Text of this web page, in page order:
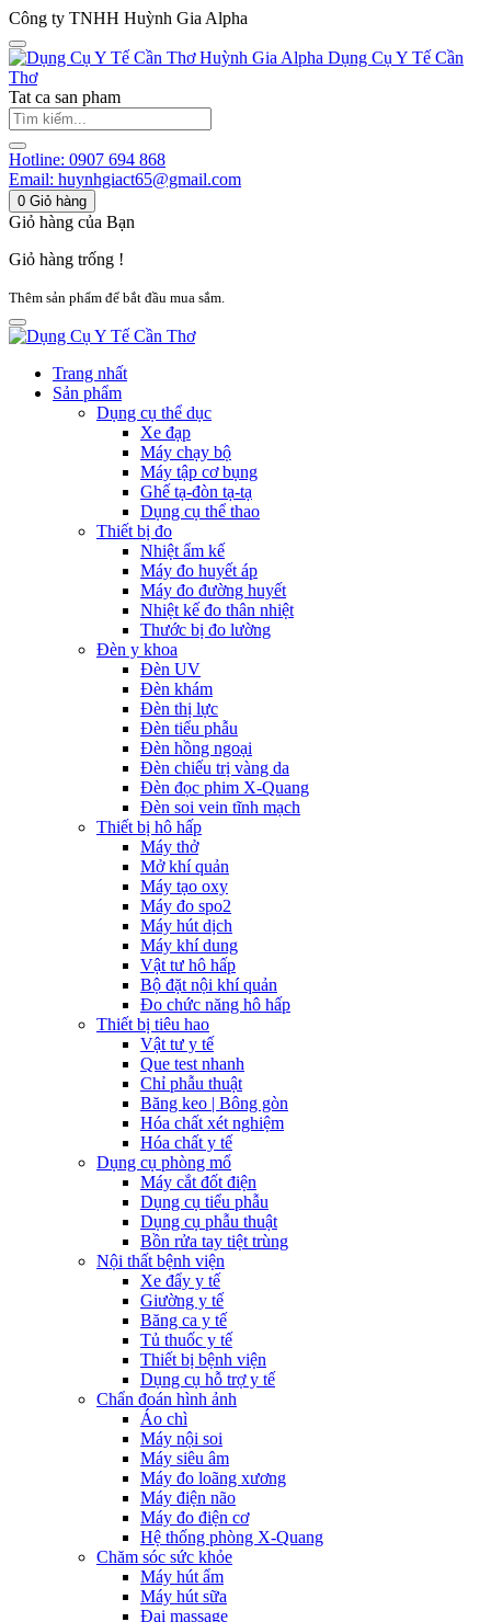
Công ty TNHH Huỳnh Gia Alpha
Huỳnh Gia Alpha Dụng Cụ Y Tế Cần
Thơ
Tat ca san pham
Hotline: 0907 694 868
Email: huynhgiact65@gmail.com
0 Giỏ hàng
Giỏ hàng của Bạn
Giỏ hàng trống !
Thêm sản phẩm để bắt đầu mua sắm.
Trang nhất
Sản phẩm
Dụng cụ thể dục
Xe đạp
Máy chạy bộ
Máy tập cơ bụng
Ghế tạ-đòn tạ-tạ
Dụng cụ thể thao
Thiết bị đo
Nhiệt ẩm kế
Máy đo huyết áp
Máy đo đường huyết
Nhiệt kế đo thân nhiệt
Thước bị đo lường
Đèn y khoa
Đèn UV
Đèn khám
Đèn thị lực
Đèn tiểu phẫu
Đèn hồng ngoại
Đèn chiếu trị vàng da
Đèn đọc phim X-Quang
Đèn soi vein tĩnh mạch
Thiết bị hô hấp
Máy thở
Mở khí quản
Máy tạo oxy
Máy đo spo2
Máy hút dịch
Máy khí dung
Vật tư hô hấp
Bộ đặt nội khí quản
Đo chức năng hô hấp
Thiết bị tiêu hao
Vật tư y tế
Que test nhanh
Chỉ phẫu thuật
Băng keo | Bông gòn
Hóa chất xét nghiệm
Hóa chất y tế
Dụng cụ phòng mổ
Máy cắt đốt điện
Dụng cụ tiểu phẫu
Dụng cụ phẫu thuật
Bồn rửa tay tiệt trùng
Nội thất bệnh viện
Xe đẩy y tế
Giường y tế
Băng ca y tế
Tủ thuốc y tế
Thiết bị bệnh viện
Dụng cụ hỗ trợ y tế
Chẩn đoán hình ảnh
Áo chì
Máy nội soi
Máy siêu âm
Máy đo loãng xương
Máy điện não
Máy đo điện cơ
Hệ thống phòng X-Quang
Chăm sóc sức khỏe
Máy hút ẩm
Máy hút sữa
Đai massage